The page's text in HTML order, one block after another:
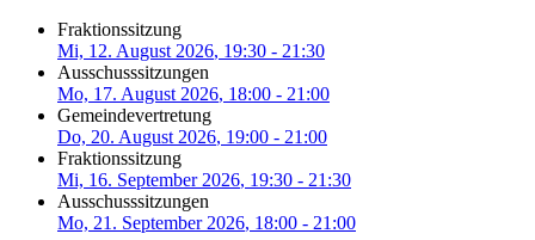
Fraktionssitzung
Mi, 12. August 2026, 19:30 - 21:30
Ausschusssitzungen
Mo, 17. August 2026, 18:00 - 21:00
Gemeindevertretung
Do, 20. August 2026, 19:00 - 21:00
Fraktionssitzung
Mi, 16. September 2026, 19:30 - 21:30
Ausschusssitzungen
Mo, 21. September 2026, 18:00 - 21:00